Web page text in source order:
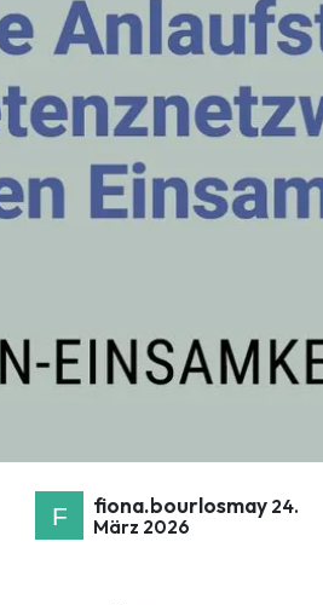
fiona.bourlosmay 24.
März 2026